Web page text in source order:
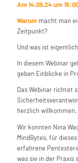
Am 14.05.24 um
Warummacht man
Zeitpunkt?
Und was ist
In diesem Webinar
geben Einblicke in
Das Webinar richtet
herzlich willkommen.
Wir konnten Nina
MindBytes, für
erfahrene
was sie in der Praxis